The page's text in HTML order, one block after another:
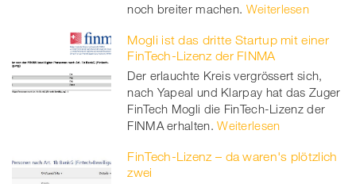
noch breiter machen. Weiterlesen
Mogli ist das dritte Startup mit einer
FinTech-Lizenz der FINMA
Der erlauchte Kreis vergrössert sich,
nach Yapeal und Klarpay hat das Zuger
FinTech Mogli die FinTech-Lizenz der
FINMA erhalten. Weiterlesen
FinTech-Lizenz – da waren's plötzlich
zwei